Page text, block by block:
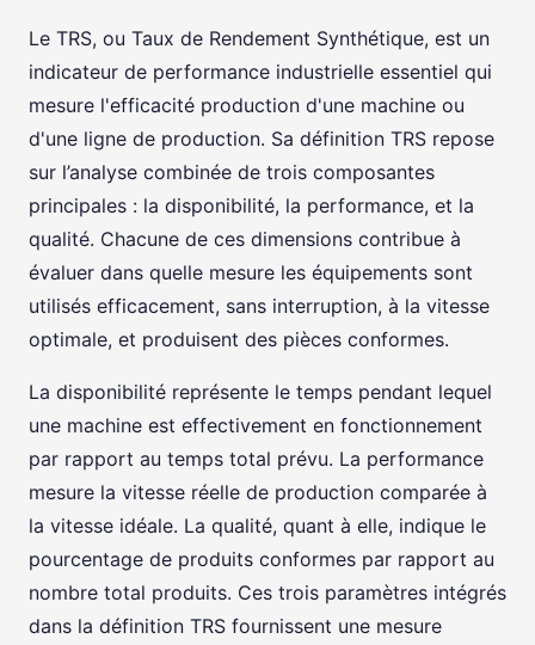
Le TRS, ou Taux de Rendement Synthétique, est un
indicateur de performance industrielle essentiel qui
mesure l'efficacité production d'une machine ou
d'une ligne de production. Sa définition TRS repose
sur l’analyse combinée de trois composantes
principales : la disponibilité, la performance, et la
qualité. Chacune de ces dimensions contribue à
évaluer dans quelle mesure les équipements sont
utilisés efficacement, sans interruption, à la vitesse
optimale, et produisent des pièces conformes.
La disponibilité représente le temps pendant lequel
une machine est effectivement en fonctionnement
par rapport au temps total prévu. La performance
mesure la vitesse réelle de production comparée à
la vitesse idéale. La qualité, quant à elle, indique le
pourcentage de produits conformes par rapport au
nombre total produits. Ces trois paramètres intégrés
dans la définition TRS fournissent une mesure